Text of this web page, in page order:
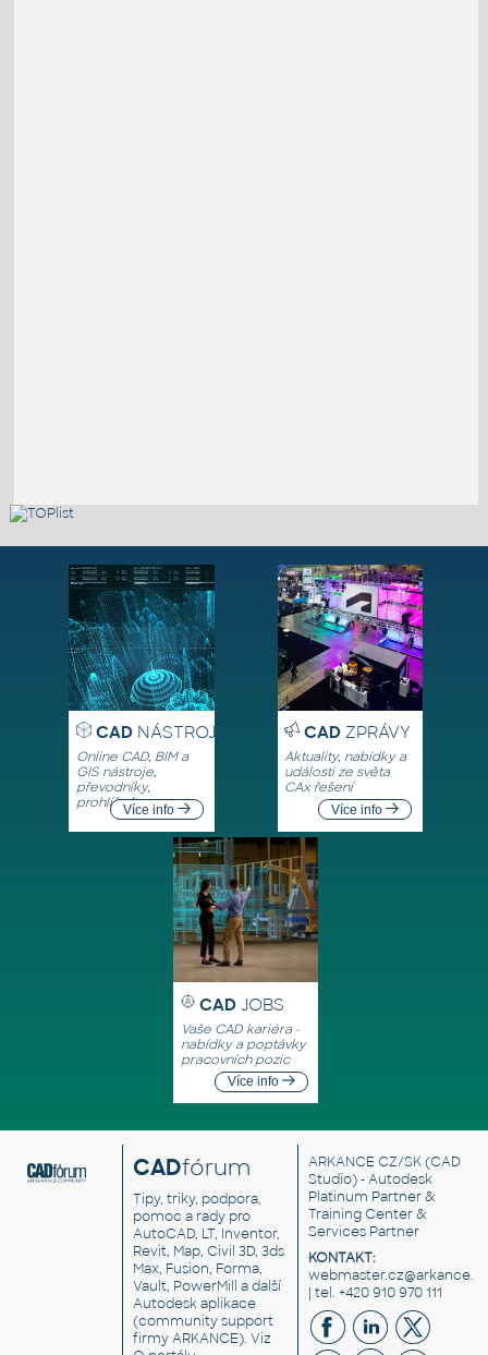
CADNÁSTROJE
Online CAD, BIM a
GIS nástroje,
převodníky,
prohlížečeVíce info
CADZPRÁVY
Aktuality, nabídky a
události ze světa
CAx řešení
Více info
CAD JOBS
Vaše CAD kariéra -
nabídky a poptávky
pracovních pozic
Více info
CADfórum
Tipy, triky, podpora,
pomoc a rady pro
AutoCAD, LT, Inventor,
Revit, Map, Civil 3D, 3ds
Max, Fusion, Forma,
Vault, PowerMill a další
Autodesk aplikace
(community support
firmy ARKANCE). Viz
ARKANCE CZ/SK(CAD
Studio) - Autodesk
Platinum Partner &
Training Center &
Services Partner
KONTAKT:
| tel. +420 910 970 111